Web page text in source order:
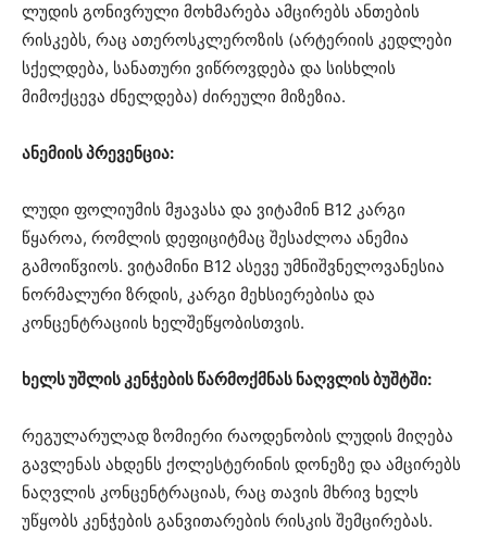
ლუდის გონივრული მოხმარება ამცირებს ანთების
რისკებს, რაც ათეროსკლეროზის (არტერიის კედლები
სქელდება, სანათური ვიწროვდება და სისხლის
მიმოქცევა ძნელდება) ძირეული მიზეზია.
ანემიის პრევენცია:
ლუდი ფოლიუმის მჟავასა და ვიტამინ B12 კარგი
წყაროა, რომლის დეფიციტმაც შესაძლოა ანემია
გამოიწვიოს. ვიტამინი B12 ასევე უმნიშვნელოვანესია
ნორმალური ზრდის, კარგი მეხსიერებისა და
კონცენტრაციის ხელშეწყობისთვის.
ხელს უშლის კენჭების წარმოქმნას ნაღვლის ბუშტში:
რეგულარულად ზომიერი რაოდენობის ლუდის მიღება
გავლენას ახდენს ქოლესტერინის დონეზე და ამცირებს
ნაღვლის კონცენტრაციას, რაც თავის მხრივ ხელს
უწყობს კენჭების განვითარების რისკის შემცირებას.